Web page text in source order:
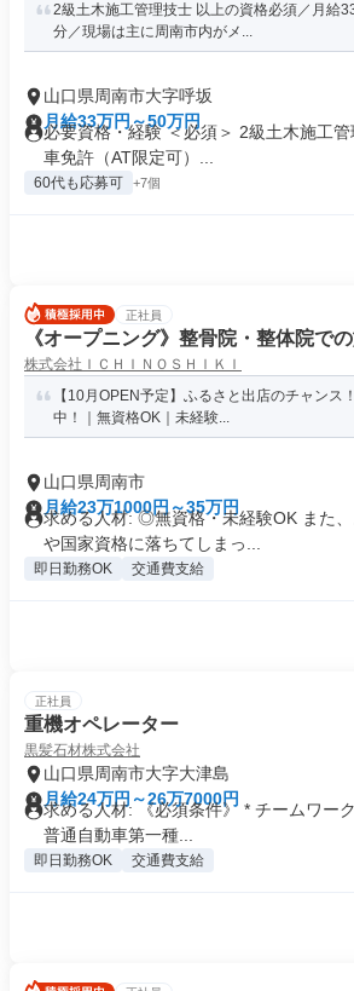
2級土木施工管理技士 以上の資格必須／月給
分／現場は主に周南市内がメ...
山口県周南市大字呼坂
月給33万円～50万円
必要資格・経験 ＜必須＞ 2級土木施工
車免許（AT限定可）...
60代も応募可 +7個
正社員
《オープニング》整骨院・整体院で
株式会社ＩＣＨＩＮＯＳＨＩＫＩ
【10月OPEN予定】ふるさと出店のチャンス
中！｜無資格OK｜未経験...
山口県周南市
月給23万1000円～35万円
求める人材: ◎無資格・未経験OK また
や国家資格に落ちてしまっ...
即日勤務OK 交通費支給
正社員
重機オペレーター
黒髪石材株式会社
山口県周南市大字大津島
月給24万円～26万7000円
求める人材: 《必須条件》 * チームワー
普通自動車第一種...
即日勤務OK 交通費支給